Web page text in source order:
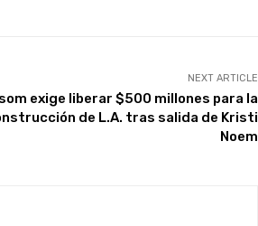
NEXT ARTICLE
exige liberar $500 millones para la
de L.A. tras salida de Kristi
Noem